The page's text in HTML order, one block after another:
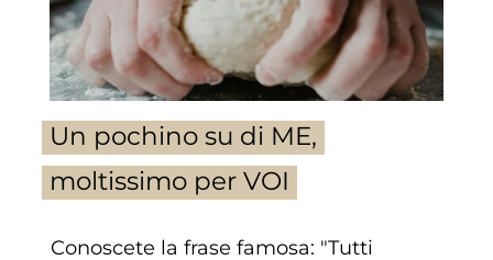
Un pochino su di ME,
moltissimo per VOI
Conoscete la frase famosa: "Tutti